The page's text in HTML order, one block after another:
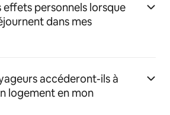
effets personnels lorsque
dans mes
accéderont-ils à
logement en mon